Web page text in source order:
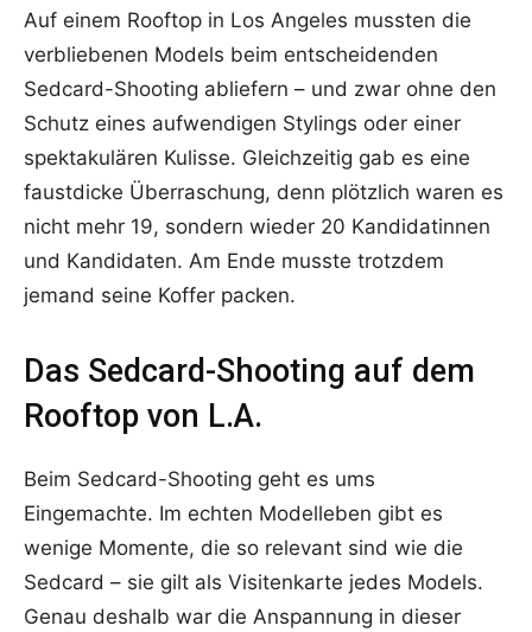
Auf einem Rooftop in Los Angeles mussten die
verbliebenen Models beim entscheidenden
Sedcard-Shooting abliefern – und zwar ohne den
Schutz eines aufwendigen Stylings oder einer
spektakulären Kulisse. Gleichzeitig gab es eine
faustdicke Überraschung, denn plötzlich waren es
nicht mehr 19, sondern wieder 20 Kandidatinnen
und Kandidaten. Am Ende musste trotzdem
jemand seine Koffer packen.
Das Sedcard-Shooting auf dem
Rooftop von L.A.
Beim Sedcard-Shooting geht es ums
Eingemachte. Im echten Modelleben gibt es
wenige Momente, die so relevant sind wie die
Sedcard – sie gilt als Visitenkarte jedes Models.
Genau deshalb war die Anspannung in dieser